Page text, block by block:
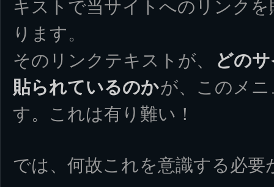
キストで当サイトへのリンクを
ります。
そのリンクテキストが、
どの
貼られているのかが、このメ
す。これは有り難い！
では、何故これを意識する必要